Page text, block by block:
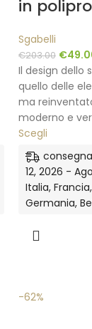
in
Sgabelli
€203.00 €
Il design dello
quello delle
ma
moderno e
Scegli
12, 2026 -
Italia,
Germania,
-62%